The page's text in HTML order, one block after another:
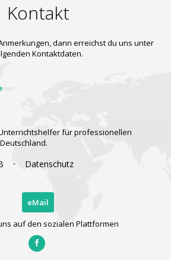
Kontakt
dann erreichst du uns unter
Kontaktdaten.
für professionellen
- Datenschutz
eMail
auf den sozialen Plattformen